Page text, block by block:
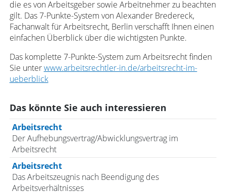
die es von Arbeitsgeber sowie Arbeitnehmer zu beachten
gilt. Das 7-Punkte-System von Alexander Bredereck,
Fachanwalt für Arbeitsrecht, Berlin verschafft Ihnen einen
einfachen Überblick über die wichtigsten Punkte.
Das komplette 7-Punkte-System zum Arbeitsrecht finden
Sie unterwww.arbeitsrechtler-in.de/arbeitsrecht-im-
ueberblick
Das könnte Sie auch interessieren
Arbeitsrecht
Der Aufhebungsvertrag/Abwicklungsvertrag im
Arbeitsrecht
Arbeitsrecht
Das Arbeitszeugnis nach Beendigung des
Arbeitsverhältnisses